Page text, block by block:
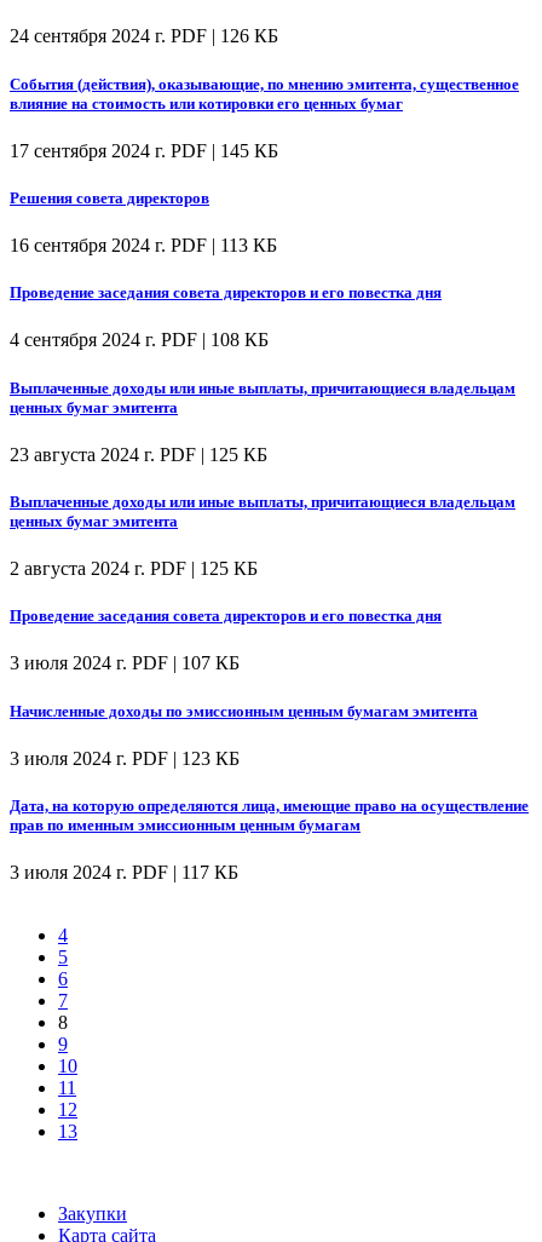
24 сентября 2024 г. PDF | 126 КБ
События (действия), оказывающие, по мнению эмитента, существенное
влияние на стоимость или котировки его ценных бумаг
17 сентября 2024 г. PDF | 145 КБ
Решения совета директоров
16 сентября 2024 г. PDF | 113 КБ
Проведение заседания совета директоров и его повестка дня
4 сентября 2024 г. PDF | 108 КБ
Выплаченные доходы или иные выплаты, причитающиеся владельцам
ценных бумаг эмитента
23 августа 2024 г. PDF | 125 КБ
Выплаченные доходы или иные выплаты, причитающиеся владельцам
ценных бумаг эмитента
2 августа 2024 г. PDF | 125 КБ
Проведение заседания совета директоров и его повестка дня
3 июля 2024 г. PDF | 107 КБ
Начисленные доходы по эмиссионным ценным бумагам эмитента
3 июля 2024 г. PDF | 123 КБ
Дата, на которую определяются лица, имеющие право на осуществление
прав по именным эмиссионным ценным бумагам
3 июля 2024 г. PDF | 117 КБ
4
5
6
7
8
9
10
11
12
13
Закупки
Карта сайта